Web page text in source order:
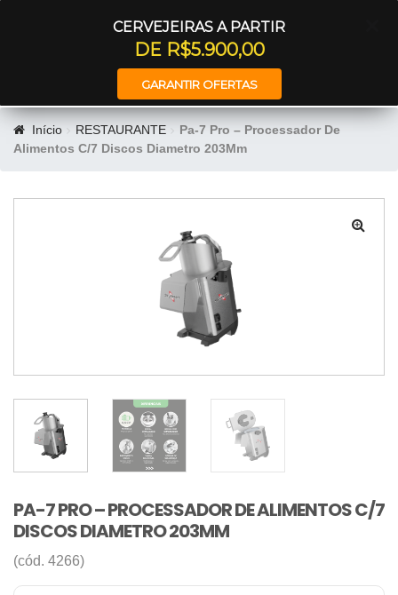
CERVEJEIRAS A PARTIR
DE R$5.900,00
GARANTIR OFERTAS
Início RESTAURANTE
Pa-7 Pro – Processador De
Alimentos C/7 Discos Diametro 203Mm
PA-7 PRO – PROCESSADOR DE ALIMENTOS C/7
DISCOS DIAMETRO 203MM
(cód. 4266)